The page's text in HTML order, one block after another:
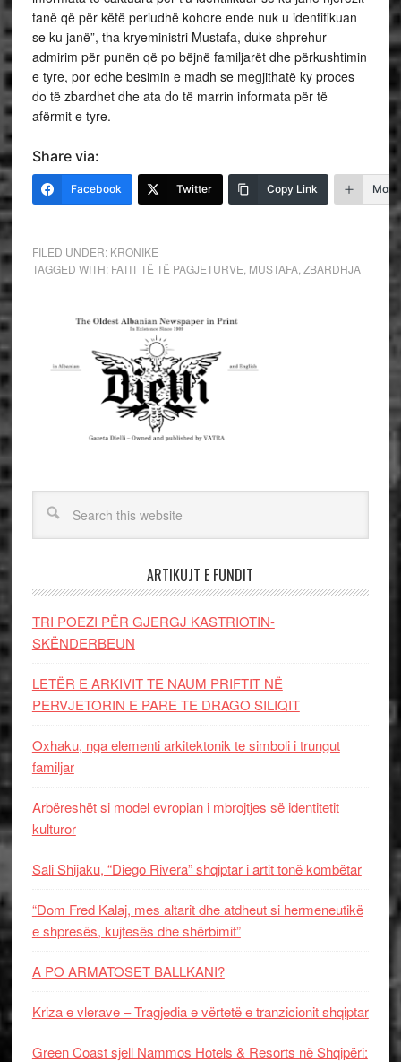
tanë që për këtë periudhë kohore ende nuk u identifikuan
se ku janë”, tha kryeministri Mustafa, duke shprehur
admirim për punën që po bëjnë familjarët dhe përkushtimin
e tyre, por edhe besimin e madh se megjithatë ky proces
do të zbardhet dhe ata do të marrin informata për të
afërmit e tyre.
Share via:
Facebook Twitter Copy Link More
FILED UNDER: KRONIKE
TAGGED WITH: FATIT TË TË PAGJETURVE MUSTAFA, ZBARDHJA
ARTIKUJT E FUNDIT
TRI POEZI PËR GJERGJ KASTRIOTIN-
SKËNDERBEUN
LETËR E ARKIVIT TE NAUM PRIFTIT NË
PERVJETORIN E PARE TE DRAGO SILIQIT
Oxhaku, nga elementi arkitektonik te simboli i trungut
familjar
Arbëreshët si model evropian i mbrojtjes së identitetit
kulturor
Sali Shijaku, “Diego Rivera” shqiptar i artit tonë kombëtar
“Dom Fred Kalaj, mes altarit dhe atdheut si hermeneutikë
e shpresës, kujtesës dhe shërbimit”
A PO ARMATOSET BALLKANI?
Kriza e vlerave – Tragjedia e vërtetë e tranzicionit shqiptar
Green Coast sjell Nammos Hotels & Resorts në Shqipëri: